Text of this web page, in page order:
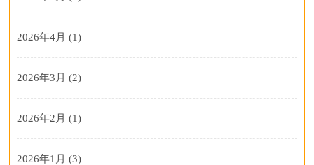
2026年4月 (1)
2026年3月 (2)
2026年2月 (1)
2026年1月 (3)